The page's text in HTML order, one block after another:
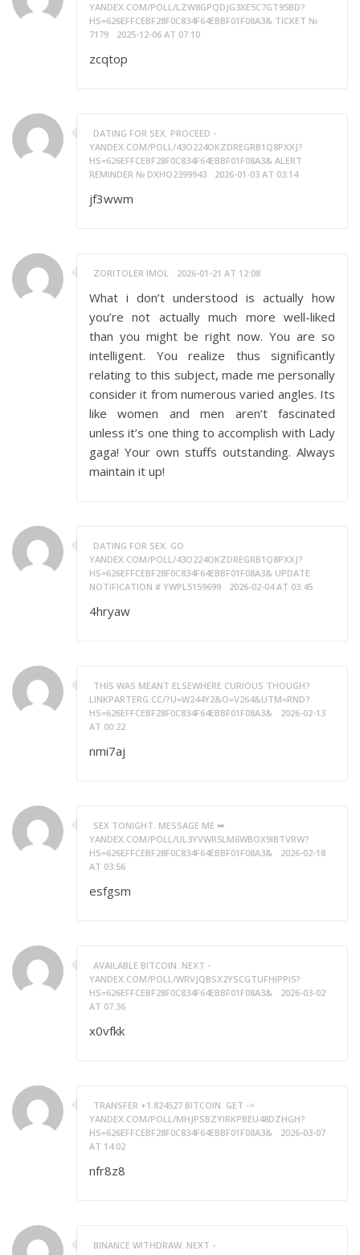
YANDEX.COM/POLL/LZW8GPQDJG3XE5C7GT95BD?
HS=626EFFCEBF28F0C834F64EBBF01F08A3& TICKET №
7179
2025-12-06 AT 07:10
zcqtop
DATING FOR SEX. PROCEED -
YANDEX.COM/POLL/43O224OKZDREGRB1Q8PXXJ?
HS=626EFFCEBF28F0C834F64EBBF01F08A3& ALERT
REMINDER № DXHO2399943
2026-01-03 AT 03:14
jf3wwm
ZORITOLER IMOL 2026-01-21 AT 12:08
What i don’t understood is actually how
you’re not actually much more well-liked
than you might be right now. You are so
intelligent. You realize thus significantly
relating to this subject, made me personally
consider it from numerous varied angles. Its
like women and men aren’t fascinated
unless it’s one thing to accomplish with Lady
gaga! Your own stuffs outstanding. Always
maintain it up!
DATING FOR SEX. GO
YANDEX.COM/POLL/43O224OKZDREGRB1Q8PXXJ?
HS=626EFFCEBF28F0C834F64EBBF01F08A3& UPDATE
NOTIFICATION # YWPL5159699
2026-02-04 AT 03:45
4hryaw
THIS WAS MEANT ELSEWHERE CURIOUS THOUGH?
LINKPARTERG.CC/?U=W244Y2&O=V264&UTM=RND?
HS=626EFFCEBF28F0C834F64EBBF01F08A3&
2026-02-13
AT 00:22
nmi7aj
SEX TONIGHT. MESSAGE ME ➥
YANDEX.COM/POLL/UL3YVWR5LM6WBOX9IBTVRW?
HS=626EFFCEBF28F0C834F64EBBF01F08A3&
2026-02-18
AT 03:56
esfgsm
AVAILABLE BITCOIN. NEXT -
YANDEX.COM/POLL/WRVJQBSX2YSCGTUFHIPPI5?
HS=626EFFCEBF28F0C834F64EBBF01F08A3&
2026-03-02
AT 07:36
x0vfkk
TRANSFER +1.824527 BITCOIN. GET ->
YANDEX.COM/POLL/MHJPSBZYIRKPBEU48DZHGH?
HS=626EFFCEBF28F0C834F64EBBF01F08A3&
2026-03-07
AT 14:02
nfr8z8
BINANCE WITHDRAW. NEXT -